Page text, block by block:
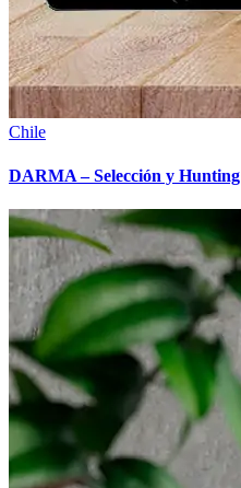
Chile
DARMA – Selección y Hunting